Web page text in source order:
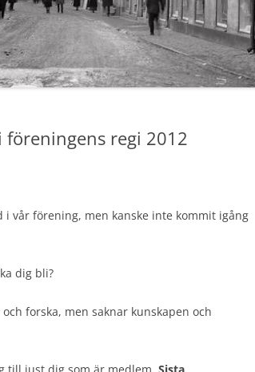
regi 2012
vår förening, men kanske inte kommit igång
dig bli?
forska, men saknar kunskapen och